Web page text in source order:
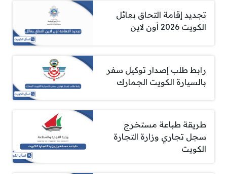
تجديد إقامة التحاق بعائل
الكويت 2026 أون لاين
رابط طلب إصدار توكيل سفر
بالسيارة الكويت الجمارك
طريقة طباعة مستخرج
سجل تجاري وزارة التجارة
الكويت